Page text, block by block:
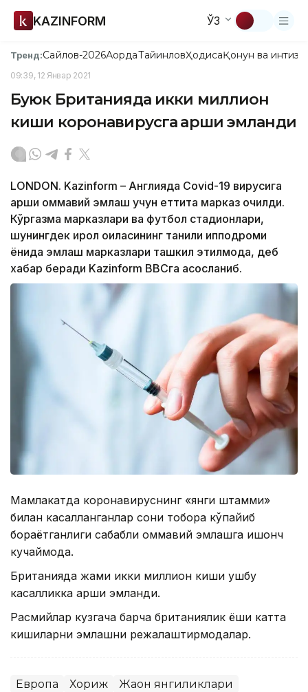
KAZINFORM ЎЗ
Тренд:Сайлов-2026АқордаТайинловҲодисаҚонун ва
09:39, 12 Январ 2021
Буюк Британияда икки миллион
киши коронавирусга қарши эмланди
LONDON. Kazinform – Англияда Covid-19 вирусига
қарши оммавий эмлаш учун еттита марказ очилди.
Кўргазма марказлари ва футбол стадионлари,
шунингдек қирол оиласининг таниқли ипподроми
ёнида эмлаш марказлари ташкил этилмоқда, деб
хабар беради Kazinform BBCга асосланиб.
Мамлакатда коронавируснинг «янги штамми»
билан касалланганлар сони тобора кўпайиб
бораётганлиги сабабли оммавий эмлашга ишонч
кучаймоқда.
Британияда жами икки миллион киши ушбу
касалликка қарши эмланди.
Расмийлар кузгача барча британиялик ёши катта
кишиларни эмлашни режалаштирмоқдалар.
Европа Хориж Жаҳон янгиликлари